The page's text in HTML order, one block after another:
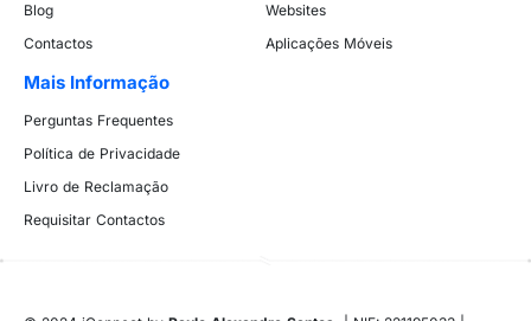
Blog
Contactos
Websites
Aplicações Móveis
Mais Informação
Perguntas Frequentes
Política de Privacidade
Livro de Reclamação
Requisitar Contactos